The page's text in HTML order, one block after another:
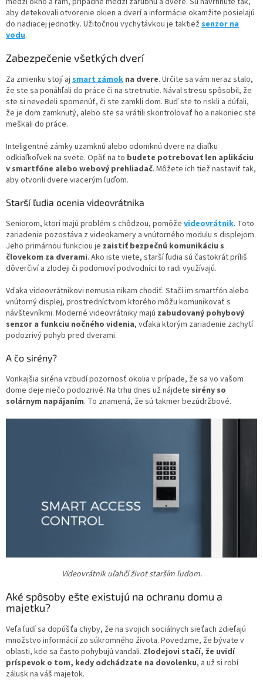
aby detekovali otvorenie okien a dverí a informácie okamžite posielajú
do riadiacej jednotky. Užitočnou vychytávkou je taktiež senzor na
vodu.
Zabezpečenie všetkých dverí
Za zmienku stojí aj smart zámok na dvere. Určite sa vám neraz stalo,
že ste sa ponáhľali do práce či na stretnutie. Nával stresu spôsobil, že
ste si nevedeli spomenúť, či ste zamkli dom. Buď ste to riskli a dúfali,
že je dom zamknutý, alebo ste sa vrátili skontrolovať ho a nakoniec ste
meškali do práce.
Inteligentné zámky uzamknú alebo odomknú dvere na diaľku
odkiaľkoľvek na svete. Opäť na to budete potrebovať len aplikáciu
v smartfóne alebo webový prehliadač. Môžete ich tiež nastaviť tak,
aby otvorili dvere viacerým ľuďom.
Starší ľudia ocenia videovrátnika
Seniorom, ktorí majú problém s chôdzou, pomôže videovrátnik. Toto
zariadenie pozostáva z videokamery a vnútorného modulu s displejom.
Jeho primárnou funkciou je zaistiť bezpečnú komunikáciu s
človekom za dverami. Ako iste viete, starší ľudia sú častokrát príliš
dôverčiví a zlodeji či podomoví podvodníci to radi využívajú.
Vďaka videovrátnikovi nemusia nikam chodiť. Stačí im smartfón alebo
vnútorný displej, prostredníctvom ktorého môžu komunikovať s
návštevníkmi. Moderné videovrátniky majú zabudovaný pohybový
senzor a funkciu nočného videnia, vďaka ktorým zariadenie zachytí
podozrivý pohyb pred dverami.
A čo sirény?
Vonkajšia siréna vzbudí pozornosť okolia v prípade, že sa vo vašom
dome deje niečo podozrivé. Na trhu dnes už nájdete sirény so
solárnym napájaním. To znamená, že sú takmer bezúdržbové.
Videovrátnik uľahčí život starším ľuďom.
Aké spôsoby ešte existujú na ochranu domu a
majetku?
Veľa ľudí sa dopúšťa chyby, že na svojich sociálnych sieťach zdieľajú
množstvo informácií zo súkromného života. Povedzme, že bývate v
oblasti, kde sa často pohybujú vandali. Zlodejovi stačí, že uvidí
príspevok o tom, kedy odchádzate na dovolenku, a už si robí
zálusk na váš majetok.